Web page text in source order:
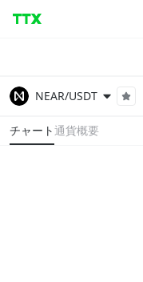
NEAR/USDT
チャート通貨概要